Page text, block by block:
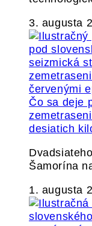
3. augusta
Čo sa deje
desiatich
Šamorína
1. augusta